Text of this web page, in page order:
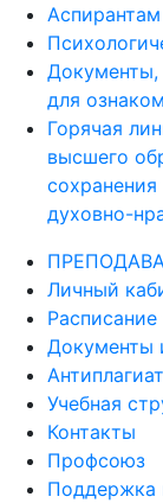
Аспирантам
Документы,
для
Горячая
высшего
духовно-
Личный
Расписание
Документы
Антиплагиат
Учебная
Контакты
Профсоюз
Поддержка